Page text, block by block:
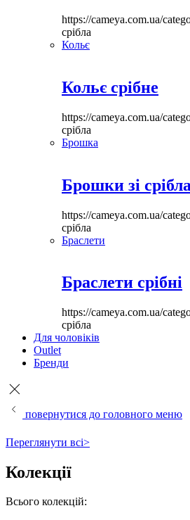
https://cameya.com.ua/
срібла
Кольє
Кольє срібне
https://cameya.com.ua/
срібла
Брошка
Брошки зі срібла
https://cameya.com.ua/
срібла
Браслети
Браслети срібні
https://cameya.com.ua/
срібла
Для чоловіків
Outlet
Бренди
повернутися до головного меню
Переглянути всі>
Колекції
Всього колекцій: